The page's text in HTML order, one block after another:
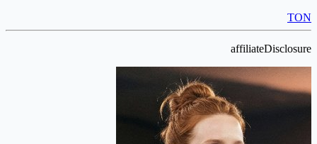
TON
affiliateDisclosure